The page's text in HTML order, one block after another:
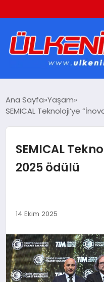
GÜNDEM
MAGAZIN
SPOR
TEKNOLOJI
Ana Sayfa Yaşam
SEMICAL Teknoloji’ye
SEMICAL
2025 ödülü
14 Ekim 2025